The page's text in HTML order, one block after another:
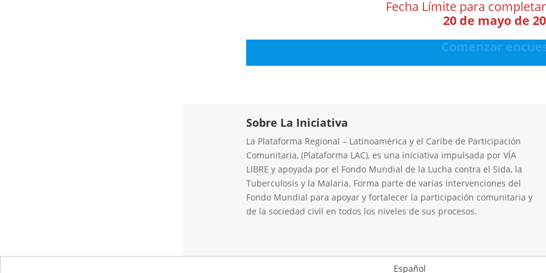
Fecha Límite para
20 de mayo de
Comenzar
Sobre La Iniciativa
La Plataforma Regional – Latinoamérica y el Caribe de Participación
Comunitaria, (Plataforma LAC), es una iniciativa impulsada por VÍA
LIBRE y apoyada por el Fondo Mundial de la Lucha contra el Sida, la
Tuberculosis y la Malaria. Forma parte de varias intervenciones del
Fondo Mundial para apoyar y fortalecer la participación comunitaria y
de la sociedad civil en todos los niveles de sus procesos.
Español